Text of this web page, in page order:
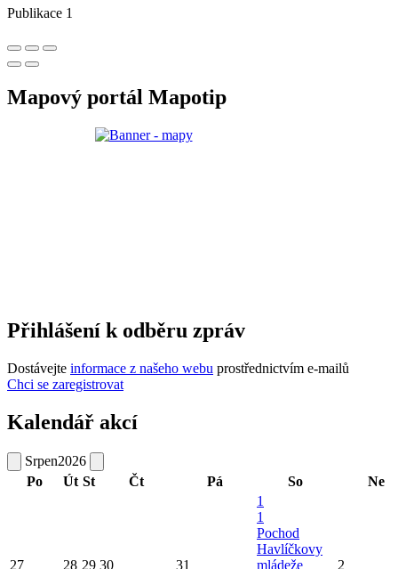
Publikace 1
Mapový portál Mapotip
Přihlášení k odběru zpráv
Dostávejte informace z našeho webu prostřednictvím e-mailů
Chci se zaregistrovat
Kalendář akcí
Srpen2026
Po
Út St Čt Pá So Ne
27 28 29 30 31
1
1
Pochod
Havlíčkovy
mládeže
2